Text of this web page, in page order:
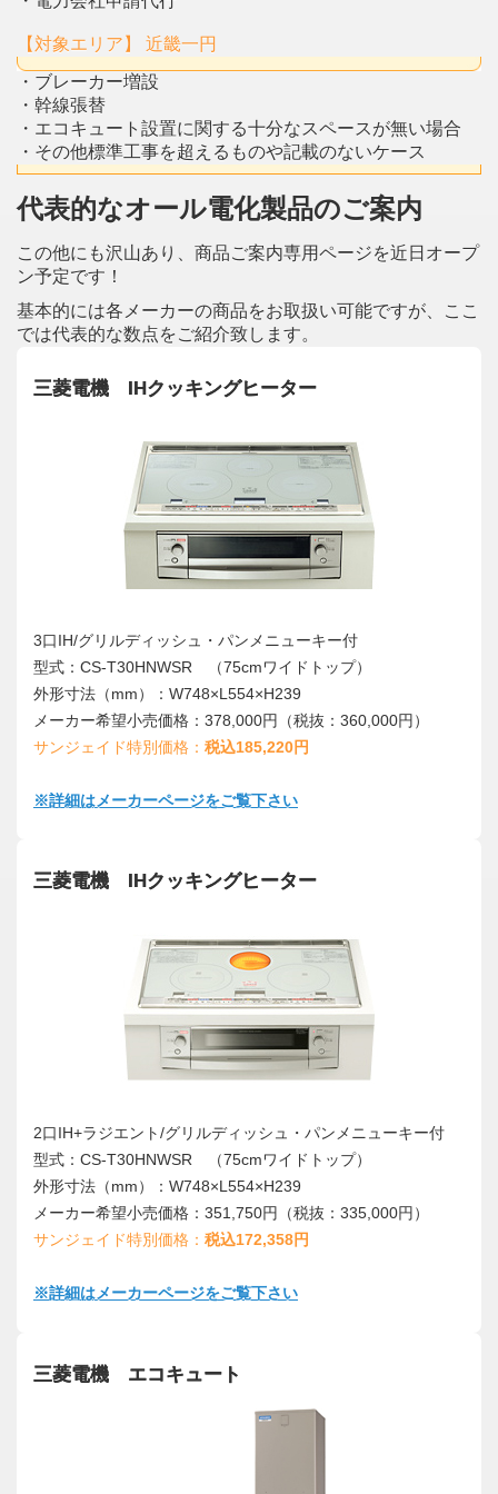
【対象エリア】 近畿一円
・ブレーカー増設
・幹線張替
・エコキュート設置に関する十分なスペースが無い場合
・その他標準工事を超えるものや記載のないケース
代表的なオール電化製品のご案内
この他にも沢山あり、商品ご案内専用ページを近日オープ
ン予定です！
基本的には各メーカーの商品をお取扱い可能ですが、ここ
では代表的な数点をご紹介致します。
三菱電機 IHクッキングヒーター
3口IH/グリルディッシュ・パンメニューキー付
型式：CS-T30HNWSR （75cmワイドトップ）
外形寸法（mm）：W748×L554×H239
メーカー希望小売価格：378,000円（税抜：360,000円）
サンジェイド特別価格： 税込185,220円
※詳細はメーカーページをご覧下さい
三菱電機 IHクッキングヒーター
2口IH+ラジエント/グリルディッシュ・パンメニューキー付
型式：CS-T30HNWSR （75cmワイドトップ）
外形寸法（mm）：W748×L554×H239
メーカー希望小売価格：351,750円（税抜：335,000円）
サンジェイド特別価格： 税込172,358円
※詳細はメーカーページをご覧下さい
三菱電機 エコキュート